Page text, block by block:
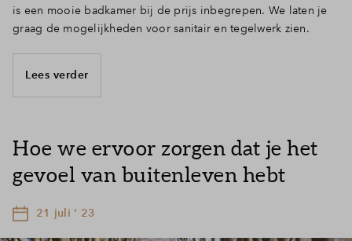
is een mooie badkamer bij de prijs inbegrepen. We laten je
graag de mogelijkheden voor sanitair en tegelwerk zien.
Lees verder
Hoe we ervoor zorgen dat je het
gevoel van buitenleven hebt
21 juli ' 23